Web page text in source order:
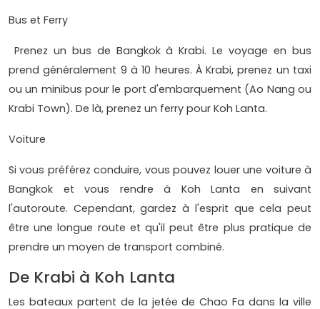
Bus et Ferry
Prenez un bus de Bangkok à Krabi. Le voyage en bus
prend généralement 9 à 10 heures. À Krabi, prenez un taxi
ou un minibus pour le port d'embarquement (Ao Nang ou
Krabi Town). De là, prenez un ferry pour Koh Lanta.
Voiture
Si vous préférez conduire, vous pouvez louer une voiture à
Bangkok et vous rendre à Koh Lanta en suivant
l'autoroute. Cependant, gardez à l'esprit que cela peut
être une longue route et qu'il peut être plus pratique de
prendre un moyen de transport combiné.
De Krabi à Koh Lanta
Les bateaux partent de la jetée de Chao Fa dans la ville